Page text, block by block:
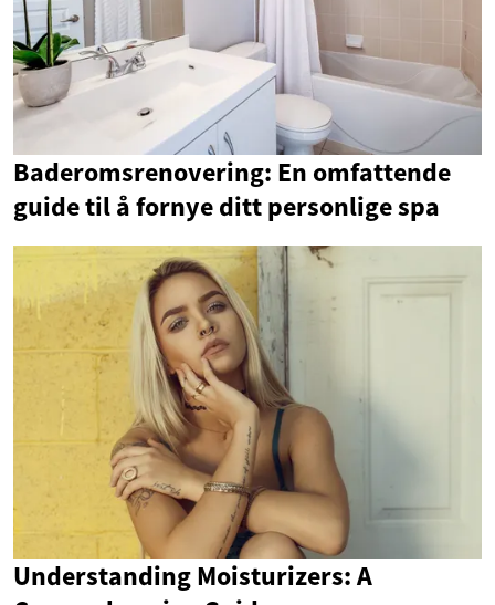
Baderomsrenovering: En omfattende
guide til å fornye ditt personlige spa
Understanding Moisturizers: A